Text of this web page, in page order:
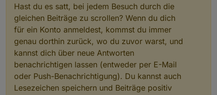
Hast du es satt, bei jedem Besuch durch die
gleichen Beiträge zu scrollen? Wenn du dich
für ein Konto anmeldest, kommst du immer
genau dorthin zurück, wo du zuvor warst, und
kannst dich über neue Antworten
benachrichtigen lassen (entweder per E-Mail
oder Push-Benachrichtigung). Du kannst auch
Lesezeichen speichern und Beiträge positiv